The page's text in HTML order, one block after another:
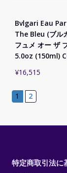
Bvlgari Eau
The Bleu (ブル
フュメ オー ザ
5.0oz (150ml)
¥16,515
1 2
特定商取引法に